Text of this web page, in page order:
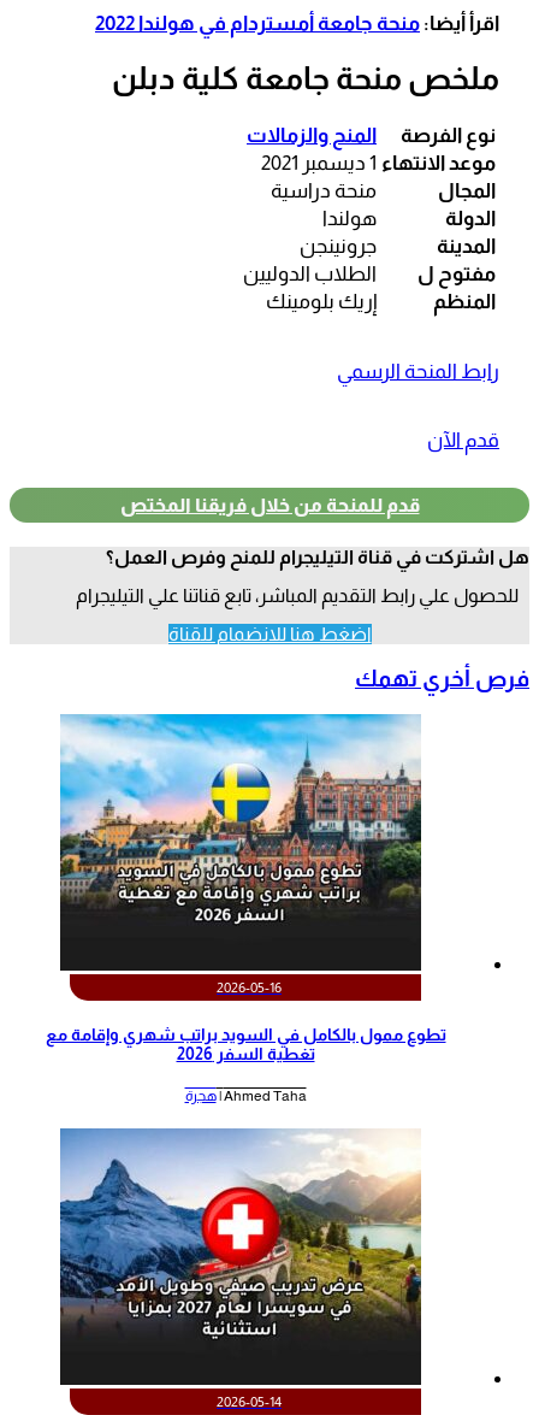
اقرأ أيضا: منحة جامعة أمستردام في هولندا 2022
ملخص منحة جامعة كلية دبلن
نوع الفرصة
المنح والزمالات
موعد الانتهاء 1 ديسمبر 2021
المجال
منحة دراسية
الدولة
هولندا
المدينة
جرونينجن
مفتوح ل
الطلاب الدوليين
المنظم
إريك بلومينك
رابط المنحة الرسمي
قدم الآن
قدم للمنحة من خلال فريقنا المختص
هل اشتركت في قناة التيليجرام للمنح وفرص العمل؟
للحصول علي رابط التقديم المباشر، تابع قناتنا علي التيليجرام
اضغط هنا للانضمام للقناة
فرص أخري تهمك
2026-05-16
تطوع ممول بالكامل في السويد براتب شهري وإقامة مع
تغطية السفر 2026
Ahmed Taha | هجرة
2026-05-14